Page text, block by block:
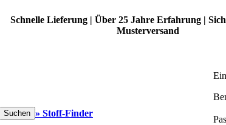
Schnelle Lieferung | Über 25 Jahre Erfahrung |
Musterversand
Suchen » Stoff-Finder